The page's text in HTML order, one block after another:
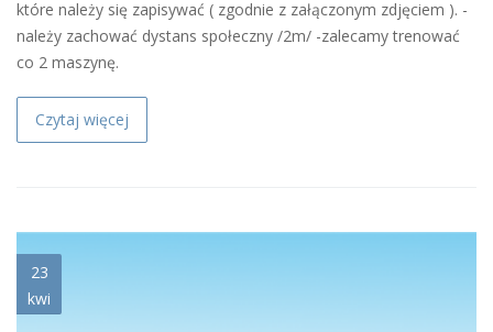
które należy się zapisywać ( zgodnie z załączonym zdjęciem ). -
należy zachować dystans społeczny /2m/ -zalecamy trenować
co 2 maszynę.
Czytaj więcej
23
kwi
informacja.png